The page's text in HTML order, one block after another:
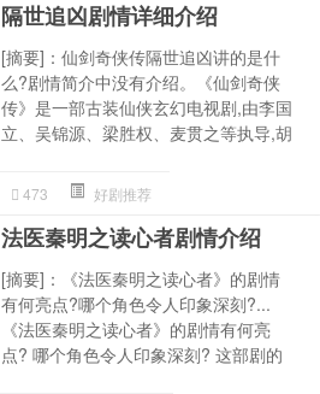
隔世追凶剧情详细介绍
[摘要]：仙剑奇侠传隔世追凶讲的是什
么?剧情简介中没有介绍。《仙剑奇侠
传》是一部古装仙侠玄幻电视剧,由李国
立、吴锦源、梁胜权、麦贯之等执导,胡
473 好剧推荐
法医秦明之读心者剧情介绍
[摘要]：《法医秦明之读心者》的剧情
有何亮点?哪个角色令人印象深刻?...
《法医秦明之读心者》的剧情有何亮
点? 哪个角色令人印象深刻? 这部剧的